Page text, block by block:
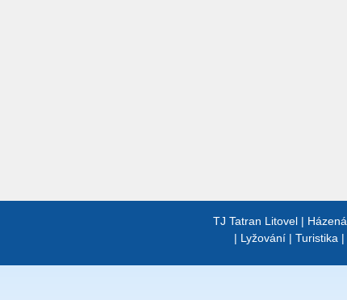
TJ Tatran Litovel | Házená
| Lyžování | Turistika |